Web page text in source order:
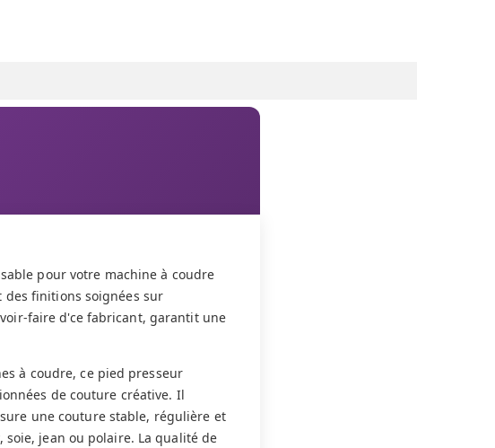
pour votre machine à coudre
finitions soignées sur
faire d'ce fabricant, garantit une
à coudre, ce pied presseur
de couture créative. Il
une couture stable, régulière et
jean ou polaire. La qualité de